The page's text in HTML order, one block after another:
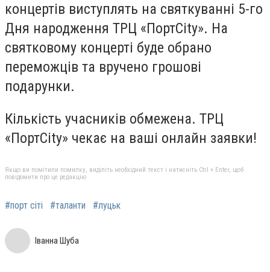
концертів виступлять на святкуванні 5-го
Дня народження ТРЦ «ПортCity». На
святковому концерті буде обрано
переможців та вручено грошові
подарунки.
Кількість учасників обмежена. ТРЦ
«ПортCity» чекає на ваші онлайн заявки!
Якщо ви помітили помилку, виділіть необхідний текст і натисніть Ctrl + Enter, щоб
повідомити про це редакцію
#порт сіті #таланти #луцьк
Іванна Шуба